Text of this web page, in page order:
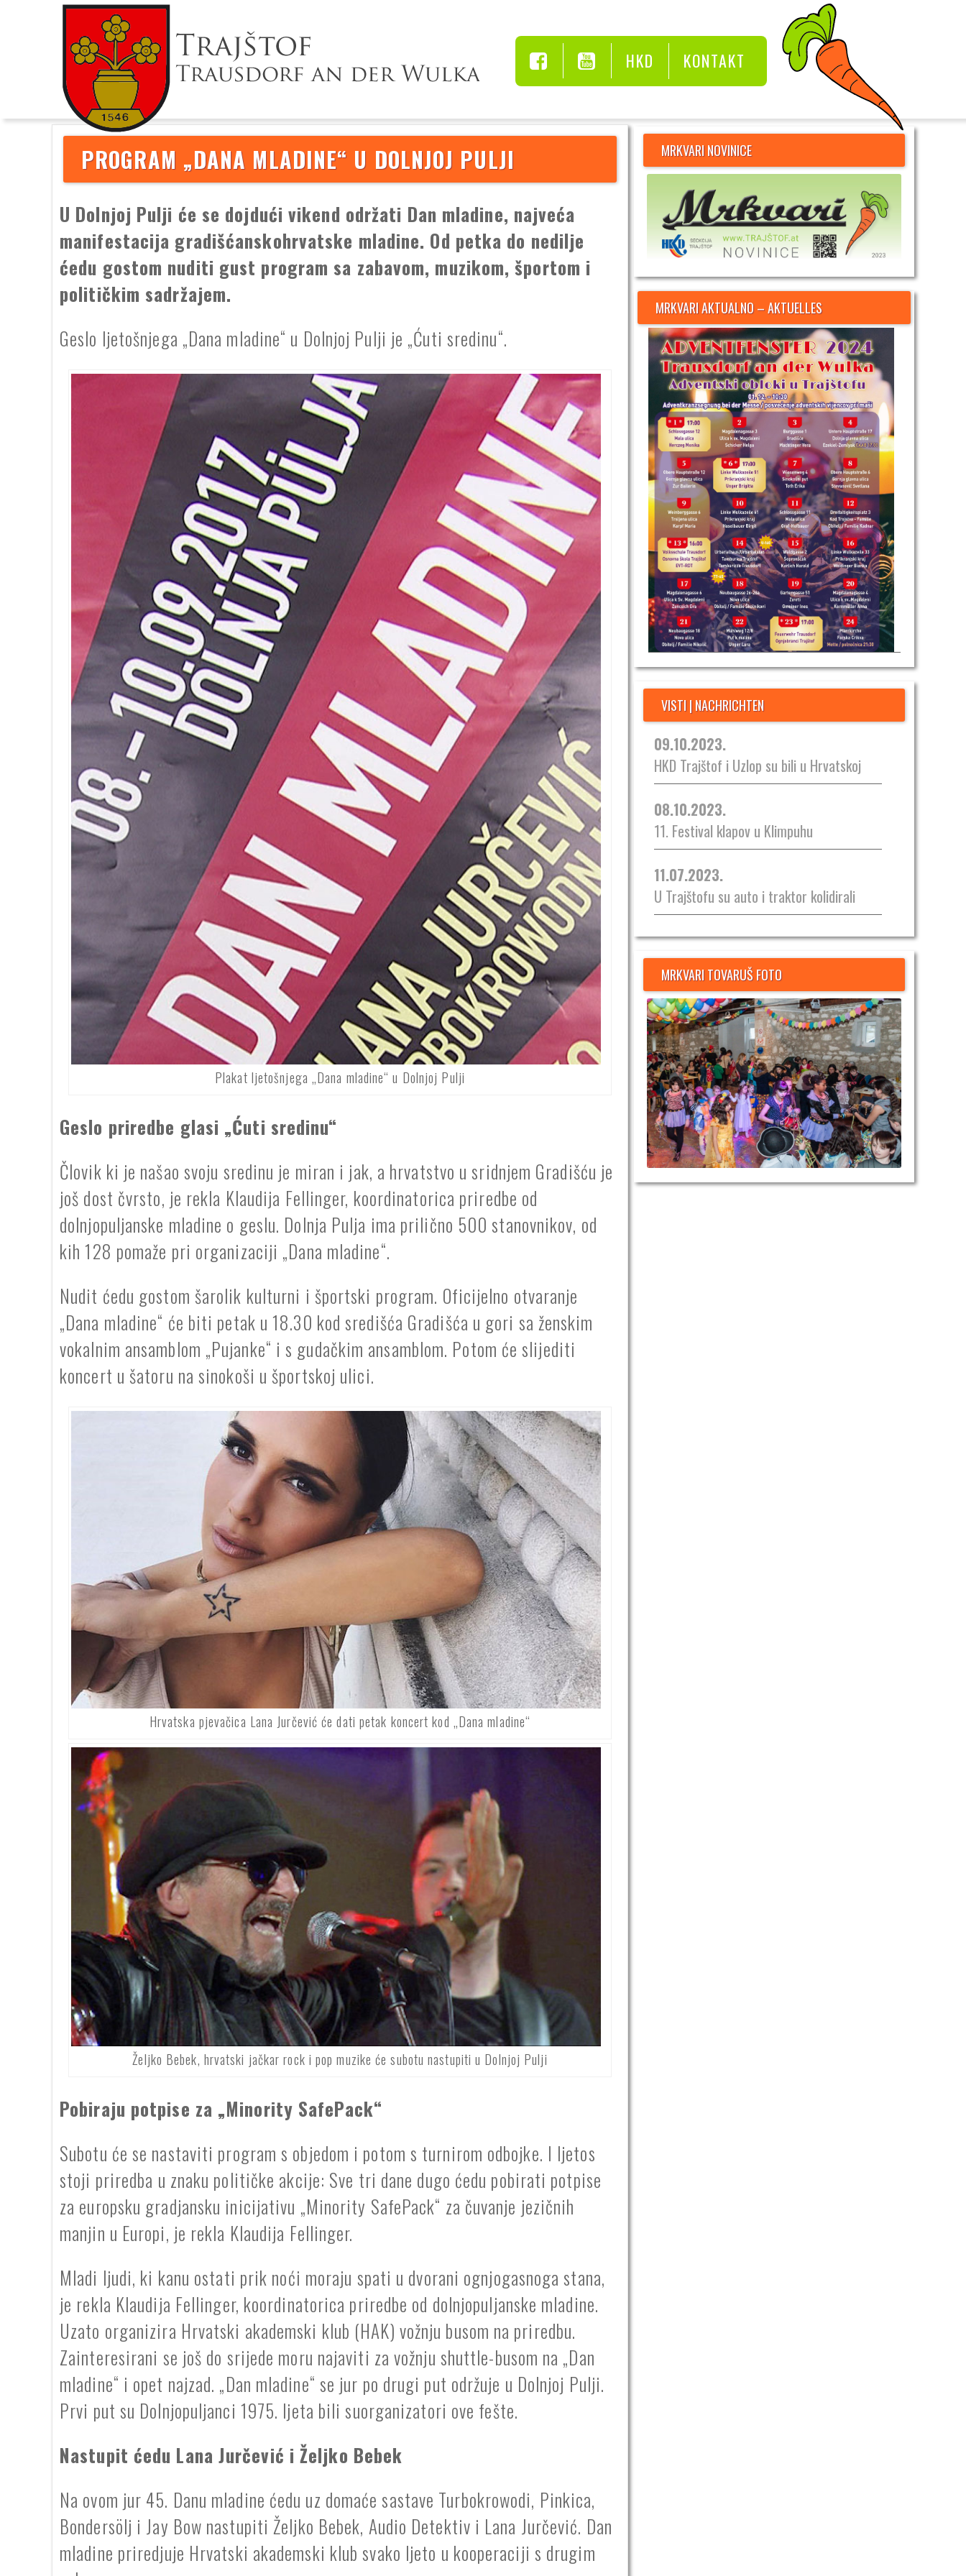
HKD KONTAKT
PROGRAM „DANA MLADINE“ U DOLNJOJ PULJI
U Dolnjoj Pulji će se dojdući vikend održati Dan mladine, najveća
manifestacija gradišćanskohrvatske mladine. Od petka do nedilje
ćedu gostom nuditi gust program sa zabavom, muzikom, športom i
političkim sadržajem.
Geslo ljetošnjega „Dana mladine“ u Dolnjoj Pulji je „Ćuti sredinu“.
Plakat ljetošnjega „Dana mladine“ u Dolnjoj Pulji
Geslo priredbe glasi „Ćuti sredinu“
Človik ki je našao svoju sredinu je miran i jak, a hrvatstvo u sridnjem Gradišću je
još dost čvrsto, je rekla Klaudija Fellinger, koordinatorica priredbe od
dolnjopuljanske mladine o geslu. Dolnja Pulja ima prilično 500 stanovnikov, od
kih 128 pomaže pri organizaciji „Dana mladine“.
Nudit ćedu gostom šarolik kulturni i športski program. Oficijelno otvaranje
„Dana mladine“ će biti petak u 18.30 kod središća Gradišća u gori sa ženskim
vokalnim ansamblom „Pujanke“ i s gudačkim ansamblom. Potom će slijediti
koncert u šatoru na sinokoši u športskoj ulici.
Hrvatska pjevačica Lana Jurčević će dati petak koncert kod „Dana mladine“
Željko Bebek, hrvatski jačkar rock i pop muzike će subotu nastupiti u Dolnjoj Pulji
Pobiraju potpise za „Minority SafePack“
Subotu će se nastaviti program s objedom i potom s turnirom odbojke. I ljetos
stoji priredba u znaku političke akcije: Sve tri dane dugo ćedu pobirati potpise
za europsku gradjansku inicijativu „Minority SafePack“ za čuvanje jezičnih
manjin u Europi, je rekla Klaudija Fellinger.
Mladi ljudi, ki kanu ostati prik noći moraju spati u dvorani ognjogasnoga stana,
je rekla Klaudija Fellinger, koordinatorica priredbe od dolnjopuljanske mladine.
Uzato organizira Hrvatski akademski klub (HAK) vožnju busom na priredbu.
Zainteresirani se još do srijede moru najaviti za vožnju shuttle-busom na „Dan
mladine“ i opet najzad. „Dan mladine“ se jur po drugi put održuje u Dolnjoj Pulji.
Prvi put su Dolnjopuljanci 1975. ljeta bili suorganizatori ove fešte.
Nastupit ćedu Lana Jurčević i Željko Bebek
Na ovom jur 45. Danu mladine ćedu uz domaće sastave Turbokrowodi, Pinkica,
Bondersölj i Jay Bow nastupiti Željko Bebek, Audio Detektiv i Lana Jurčević. Dan
mladine priredjuje Hrvatski akademski klub svako ljeto u kooperaciji s drugim
MRKVARI NOVINICE
MRKVARI AKTUALNO – AKTUELLES
VISTI | NACHRICHTEN
09.10.2023.
HKD Trajštof i Uzlop su bili u Hrvatskoj
08.10.2023.
11. Festival klapov u Klimpuhu
11.07.2023.
U Trajštofu su auto i traktor kolidirali
MRKVARI TOVARUŠ FOTO